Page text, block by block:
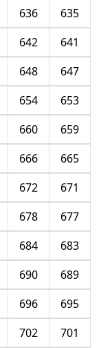
635
636
641
642
647
648
653
654
659
660
665
666
671
672
677
678
683
684
689
690
695
696
701
702